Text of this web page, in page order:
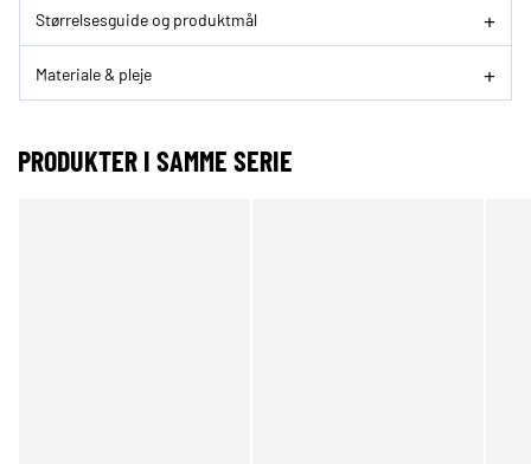
Størrelsesguide og produktmål
Materiale & pleje
PRODUKTER I SAMME SERIE